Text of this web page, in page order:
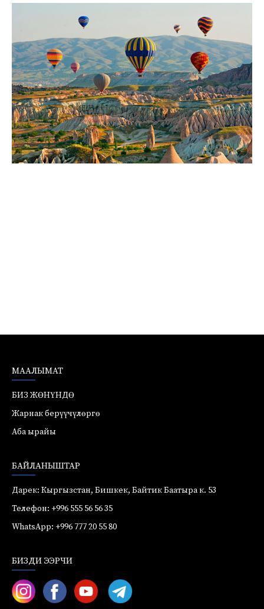
МААЛЫМАТ
БИЗ ЖӨНҮНДӨ
Жарнак берүүчүлөргө
Аба ырайы
БАЙЛАНЫШТАР
Дарек: Кыргызстан, Бишкек, Байтик Баатыра к. 53
Телефон: +996 555 56 56 35
WhatsApp: +996 777 20 55 80
БИЗДИ ЭЭРЧИ